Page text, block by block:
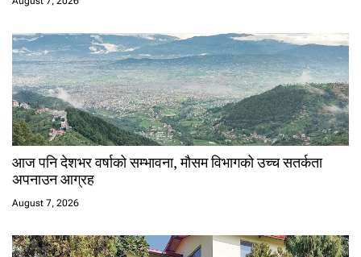
आज पनि देशभर वर्षाको सम्भावना, मौसम विभागको उच्च सतर्कता
अपनाउन आग्रह
August 7, 2026